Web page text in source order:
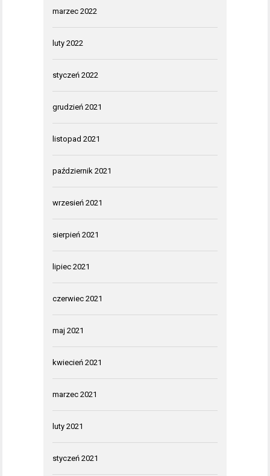
marzec 2022
luty 2022
styczeń 2022
grudzień 2021
listopad 2021
październik 2021
wrzesień 2021
sierpień 2021
lipiec 2021
czerwiec 2021
maj 2021
kwiecień 2021
marzec 2021
luty 2021
styczeń 2021